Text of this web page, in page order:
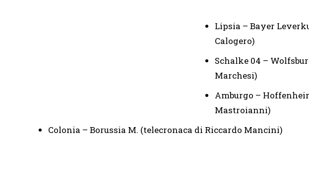
Lipsia – Bayer
Calogero)
Schalke 04 –
Marchesi)
Amburgo –
Mastroianni)
Colonia – Borussia M. (telecronaca di Riccardo Mancini)